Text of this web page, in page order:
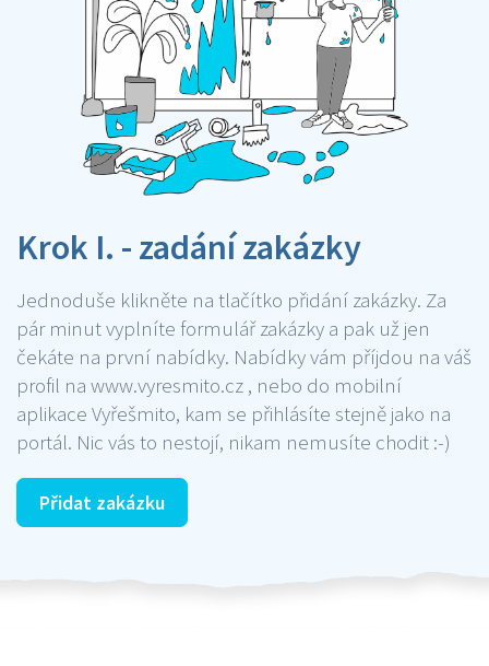
Krok I. - zadání zakázky
Jednoduše klikněte na tlačítko přidání zakázky. Za
pár minut vyplníte formulář zakázky a pak už jen
čekáte na první nabídky. Nabídky vám příjdou na váš
profil na www.vyresmito.cz , nebo do mobilní
aplikace Vyřešmito, kam se přihlásíte stejně jako na
portál. Nic vás to nestojí, nikam nemusíte chodit :-)
Přidat zakázku